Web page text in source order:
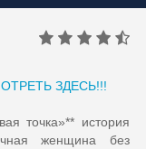
ЗДЕСЬ!!!
точка»** история
женщина без